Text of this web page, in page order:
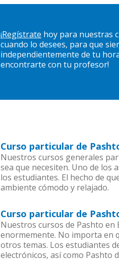
¡Regístrate hoy para nuestras
cuando lo desees, para que
independientemente de tu
encontrarte con tu profesor!
Curso particular de
Nuestros cursos generales
sea que necesiten. Uno de los
los estudiantes. El hecho de
ambiente cómodo y relajado.
Curso particular de
Nuestros cursos de Pashto
enormemente. No importa en
otros temas. Los estudiantes
electrónicos, así como Pashto